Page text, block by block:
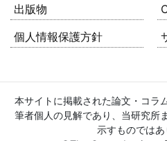
出版物
個人情報保護方針
本サイトに掲載された論文・コラ
筆者個人の見解であり、当研究所
示すものではあ